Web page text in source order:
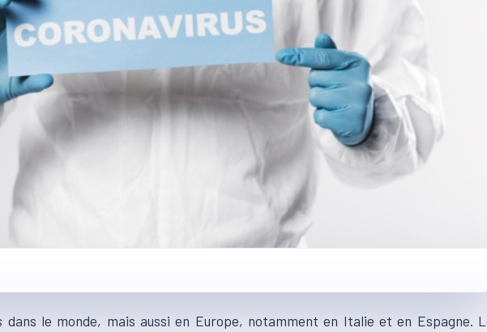
le monde, mais aussi en Europe, notamment en Italie et en Espagne.